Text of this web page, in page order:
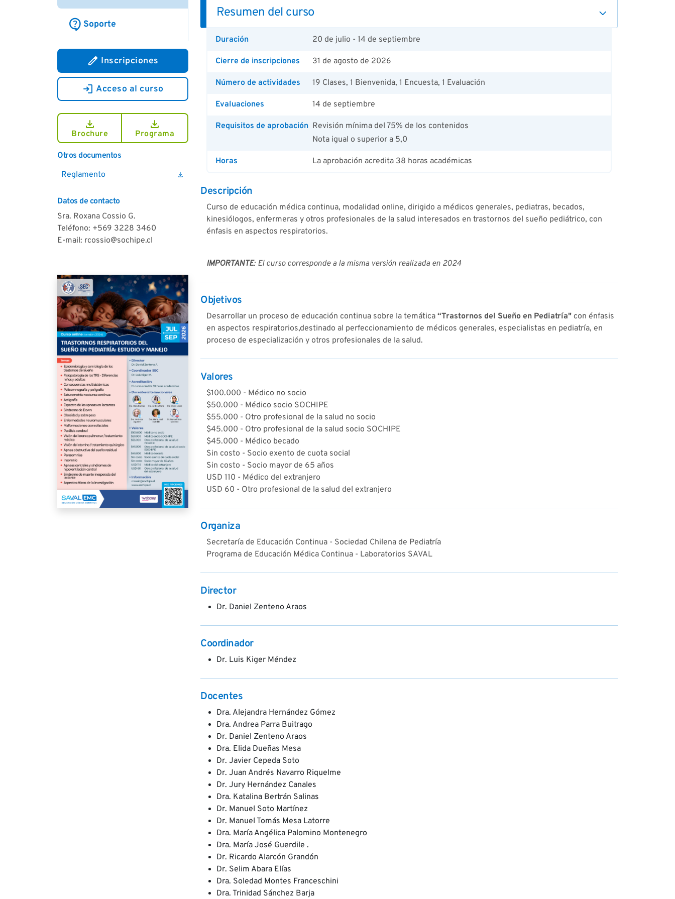
contact_support Soporte
edit Inscripciones
login Acceso al curso
download
Brochure
download
Programa
Otros documentos
Reglamento
download
Datos de contacto
Sra. Roxana Cossio G.
Teléfono: +569 3228 3460
E-mail: rcossio@sochipe.cl
Resumen del curso
Duración 20 de julio - 14 de septiembre
Cierre de inscripciones 31 de agosto de 2026
Número de actividades 19 Clases, 1 Bienvenida, 1 Encuesta, 1 Evaluación
Evaluaciones 14 de septiembre
Requisitos de aprobación Revisión mínima del 75% de los contenidos
Nota igual o superior a 5,0
Horas La aprobación acredita 38 horas académicas
Descripción
Curso de educación médica continua, modalidad online, dirigido a médicos generales, pediatras, becados,
kinesiólogos, enfermeras y otros profesionales de la salud interesados en trastornos del sueño pediátrico, con
énfasis en aspectos respiratorios.
IMPORTANTE: El curso corresponde a la misma versión realizada en 2024
Objetivos
Desarrollar un proceso de educación continua sobre la temática “Trastornos del Sueño en Pediatría" con énfasis
en aspectos respiratorios,destinado al perfeccionamiento de médicos generales, especialistas en pediatría, en
proceso de especialización y otros profesionales de la salud.
Valores
$100.000 - Médico no socio
$50.000 - Médico socio SOCHIPE
$55.000 - Otro profesional de la salud no socio
$45.000 - Otro profesional de la salud socio SOCHIPE
$45.000 - Médico becado
Sin costo - Socio exento de cuota social
Sin costo - Socio mayor de 65 años
USD 110 - Médico del extranjero
USD 60 - Otro profesional de la salud del extranjero
Organiza
Secretaría de Educación Continua - Sociedad Chilena de Pediatría
Programa de Educación Médica Continua - Laboratorios SAVAL
Director
Dr. Daniel Zenteno Araos
Coordinador
Dr. Luis Kiger Méndez
Docentes
Dra. Alejandra Hernández Gómez
Dra. Andrea Parra Buitrago
Dr. Daniel Zenteno Araos
Dra. Elida Dueñas Mesa
Dr. Javier Cepeda Soto
Dr. Juan Andrés Navarro Riquelme
Dr. Jury Hernández Canales
Dra. Katalina Bertrán Salinas
Dr. Manuel Soto Martínez
Dr. Manuel Tomás Mesa Latorre
Dra. María Angélica Palomino Montenegro
Dra. María José Guerdile .
Dr. Ricardo Alarcón Grandón
Dr. Selim Abara Elías
Dra. Soledad Montes Franceschini
Dra. Trinidad Sánchez Barja